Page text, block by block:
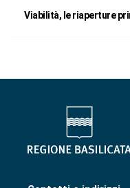
Viabilità, le riaperture